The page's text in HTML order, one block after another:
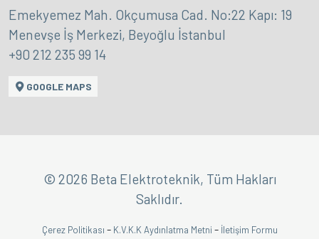
Emekyemez Mah. Okçumusa Cad. No:22 Kapı: 19
Menevşe İş Merkezi, Beyoğlu İstanbul
+90 212 235 99 14
GOOGLE MAPS
© 2026 Beta Elektroteknik, Tüm Hakları
Saklıdır.
Çerez Politikası - K.V.K.K Aydınlatma Metni - İletişim Formu